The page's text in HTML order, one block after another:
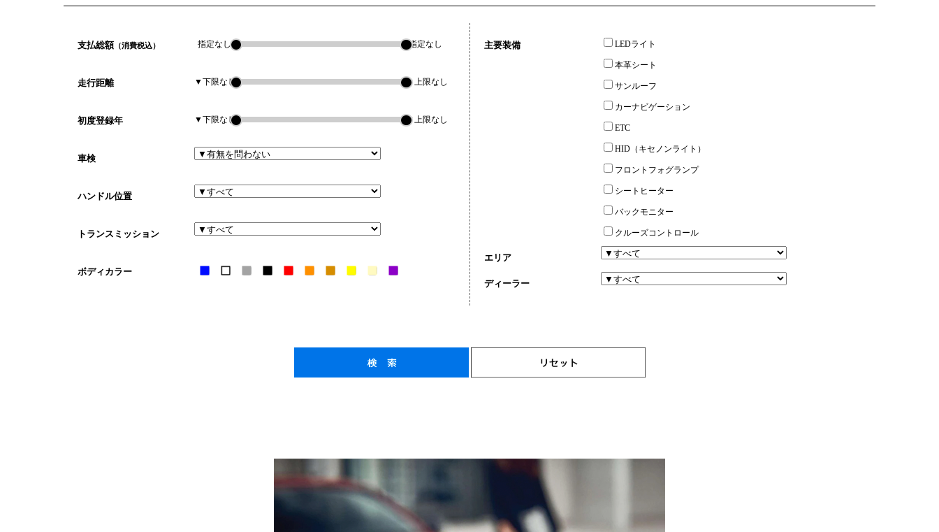
支払総額 （消費税込） 指定なし 指定なし
走行距離 ▼下限なし ▼上限なし
初度登録年 ▼下限なし ▼上限なし
車検
ハンドル位置
トランスミッション
ボディカラー
主要装備 LEDライト
本革シート
サンルーフ
カーナビゲーション
ETC
HID（キセノンライト）
フロントフォグランプ
シートヒーター
バックモニター
クルーズコントロール
エリア
ディーラー